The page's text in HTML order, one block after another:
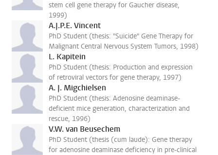
stem cell gene therapy for Gaucher disease,
1999)
A.J.P.E. Vincent
PhD Student (thesis: "Suicide" Gene Therapy for
Malignant Central Nervous System Tumors, 1998)
L. Kapitein
PhD Student (thesis: Production and expression
of retroviral vectors for gene therapy, 1997)
A. J. Migchielsen
PhD Student (thesis: Adenosine deaminase-
deficient mice generation, characterization and
rescue, 1996)
V.W. van Beusechem
PhD Student (thesis (cum laude): Gene therapy
for adenosine deaminase deficiency in pre-clinical